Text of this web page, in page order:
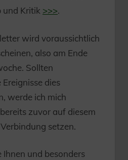
und Kritik >>>.
wird voraussichtlich
also am Ende
Sollten
dies
werde ich mich
zuvor auf diesem
setzen.
und besonders